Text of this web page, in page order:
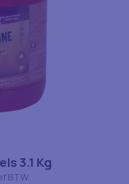
3.1 Kg
BTW.